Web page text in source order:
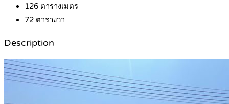
126 ตารางเมตร
72 ตารางวา
Description